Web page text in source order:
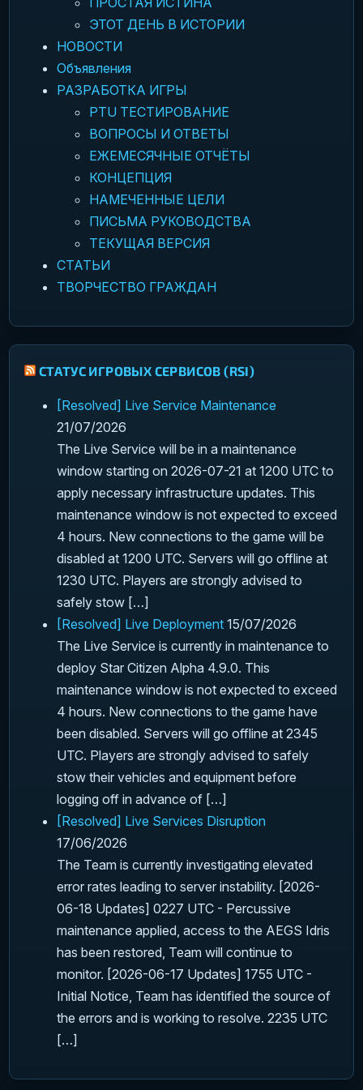
ЭТОТ ДЕНЬ В ИСТОРИИ
НОВОСТИ
Объявления
РАЗРАБОТКА ИГРЫ
PTU ТЕСТИРОВАНИЕ
ВОПРОСЫ И ОТВЕТЫ
ЕЖЕМЕСЯЧНЫЕ ОТЧЁТЫ
КОНЦЕПЦИЯ
НАМЕЧЕННЫЕ ЦЕЛИ
ПИСЬМА РУКОВОДСТВА
ТЕКУЩАЯ ВЕРСИЯ
СТАТЬИ
ТВОРЧЕСТВО ГРАЖДАН
СТАТУС ИГРОВЫХ СЕРВИСОВ (RSI)
[Resolved] Live Service Maintenance
21/07/2026
The Live Service will be in a maintenance
window starting on 2026-07-21 at 1200 UTC to
apply necessary infrastructure updates. This
maintenance window is not expected to exceed
4 hours. New connections to the game will be
disabled at 1200 UTC. Servers will go offline at
1230 UTC. Players are strongly advised to
safely stow […]
[Resolved] Live Deployment 15/07/2026
The Live Service is currently in maintenance to
deploy Star Citizen Alpha 4.9.0. This
maintenance window is not expected to exceed
4 hours. New connections to the game have
been disabled. Servers will go offline at 2345
UTC. Players are strongly advised to safely
stow their vehicles and equipment before
logging off in advance of […]
[Resolved] Live Services Disruption
17/06/2026
The Team is currently investigating elevated
error rates leading to server instability. [2026-
06-18 Updates] 0227 UTC - Percussive
maintenance applied, access to the AEGS Idris
has been restored, Team will continue to
monitor. [2026-06-17 Updates] 1755 UTC -
Initial Notice, Team has identified the source of
the errors and is working to resolve. 2235 UTC
[…]